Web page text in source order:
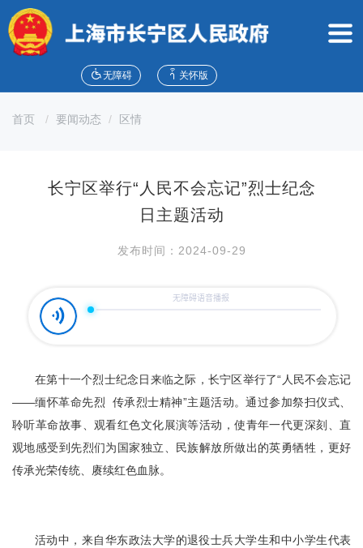
障
碍
说
无障碍 关怀版
首页 要闻动态 区情
长宁区举行“人民不会忘记”烈士纪念
日主题活动
发布时间：2024-09-29
在第十一个烈士纪念日来临之际，长宁区举行了“人民不会忘记
——缅怀革命先烈 传承烈士精神”主题活动。通过参加祭扫仪式、
聆听革命故事、观看红色文化展演等活动，使青年一代更深刻、直
观地感受到先烈们为国家独立、民族解放所做出的英勇牺牲，更好
传承光荣传统、赓续红色血脉。
活动中，来自华东政法大学的退役士兵大学生和中小学生代表